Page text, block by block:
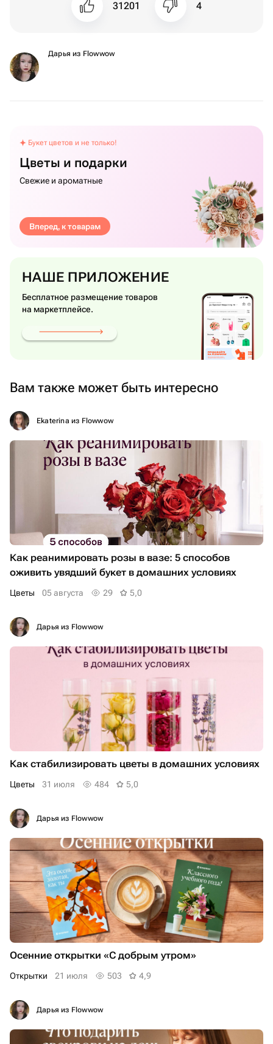
31201 4
Дарья из Flowwow
Букет цветов и не только!
Цветы и подарки
Свежие и ароматные
Вперед, к товарам
НАШЕ ПРИЛОЖЕНИЕ
Бесплатное размещение товаров
на маркетплейсе.
Вам также может быть интересно
Ekaterina из Flowwow
Как реанимировать розы в вазе: 5 способов
оживить увядший букет в домашних условиях
Цветы 05 августа 29 5,0
Дарья из Flowwow
Как стабилизировать цветы в домашних условиях
Цветы 31 июля 484 5,0
Дарья из Flowwow
Осенние открытки «С добрым утром»
Открытки 21 июля 503 4,9
Дарья из Flowwow